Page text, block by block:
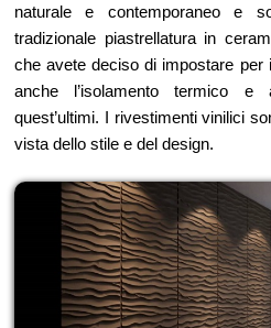
naturale e contemporaneo e
tradizionale piastrellatura in
che avete deciso di impostare per
anche l’isolamento termico e
quest’ultimi. I rivestimenti vinilici
vista dello stile e del design.